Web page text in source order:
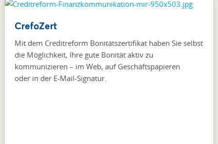
CrefoZert
Mit dem Creditreform Bonitätszertifikat haben Sie selbst
die Möglichkeit, Ihre gute Bonität aktiv zu
kommunizieren – im Web, auf Geschäftspapieren
oder in der E-Mail-Signatur.